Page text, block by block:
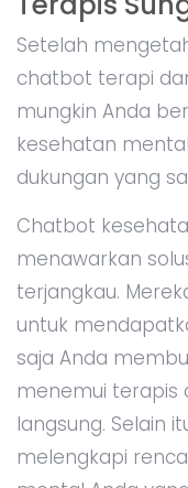
Setelah
chatbot terapi
mungkin Anda
kesehatan
dukungan yang
Chatbot
menawarkan
terjangkau.
untuk
saja Anda
menemui terapis
langsung. Selain
melengkapi